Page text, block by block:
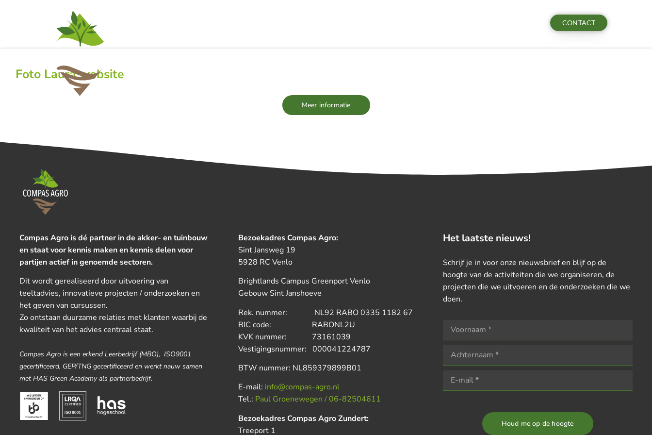
CONTACT
Foto Laura website
Meer informatie
Compas Agro is dé partner in de akker- en tuinbouw
en staat voor kennis maken en kennis delen voor
partijen actief in genoemde sectoren.
Dit wordt gerealiseerd door uitvoering van
teeltadvies, innovatieve projecten / onderzoeken en
het geven van cursussen.
Zo ontstaan duurzame relaties met klanten waarbij de
kwaliteit van het advies centraal staat.
Compas Agro is een erkend Leerbedrijf (MBO), ISO9001
gecertificeerd, GEP/TNG gecertificeerd en werkt nauw samen
met HAS Green Academy als partnerbedrijf.
Bezoekadres Compas Agro:
Sint Jansweg 19
5928 RC Venlo
Brightlands Campus Greenport Venlo
Gebouw Sint Janshoeve
Rek. nummer: NL92 RABO 0335 1182 67
BIC code: RABONL2U
KVK nummer: 73161039
Vestigingsnummer: 000041224787
BTW nummer: NL859379899B01
E-mail: info@compas-agro.nl
Tel.: Paul Groenewegen / 06-82504611
Bezoekadres Compas Agro Zundert:
Treeport 1
Het laatste nieuws!
Schrijf je in voor onze nieuwsbrief en blijf op de
hoogte van de activiteiten die we organiseren, de
projecten die we uitvoeren en de onderzoeken die we
doen.
Houd me op de hoogte